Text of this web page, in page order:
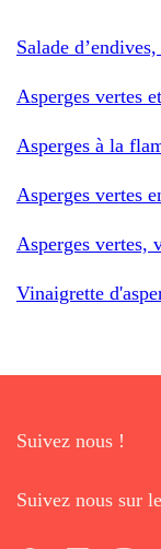
Salade
Asperges vertes
Asperges à la
Asperges vertes
Asperges vertes,
Vinaigrette
Suivez nous !
Suivez nous sur